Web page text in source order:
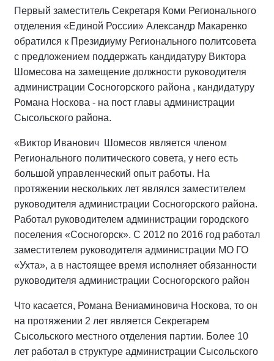
Первый заместитель Секретаря Коми Регионального
отделения «Единой России» Александр Макаренко
обратился к Президиуму Регионального политсовета
с предложением поддержать кандидатуру Виктора
Шомесова на замещение должности руководителя
администрации Сосногорского района , кандидатуру
Романа Носкова - на пост главы администрации
Сысольского района.
«Виктор Иванович Шомесов является членом
Регионального политического совета, у него есть
большой управленческий опыт работы. На
протяжении нескольких лет являлся заместителем
руководителя администрации Сосногорского района.
Работал руководителем администрации городского
поселения «Сосногорск». С 2012 по 2016 год работал
заместителем руководителя администрации МО ГО
«Ухта», а в настоящее время исполняет обязанности
руководителя администрации Сосногорского район
Что касается, Романа Вениаминовича Носкова, то он
на протяжении 2 лет является Секретарем
Сысольского местного отделения партии. Более 10
лет работал в структуре администрации Сысольского